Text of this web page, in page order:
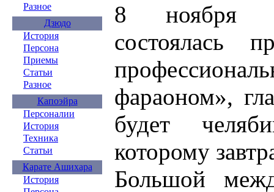
Разное
Дзюдо
История
Персона
Приемы
Статьи
Разное
Капоэйра
Персоналии
История
Техника
Статьи
Карате Ашихара
История
8 ноября в
состоялась
фараоном»,
будет
которому
Большой